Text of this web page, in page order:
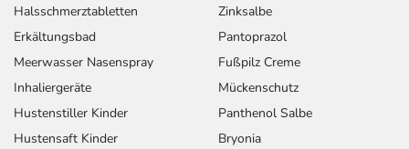
Halsschmerztabletten
Erkältungsbad
Meerwasser Nasenspray
Inhaliergeräte
Hustenstiller Kinder
Hustensaft Kinder
Zinksalbe
Pantoprazol
Fußpilz Creme
Mückenschutz
Panthenol Salbe
Bryonia